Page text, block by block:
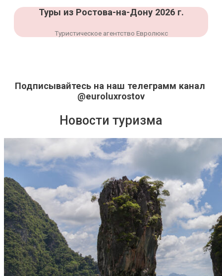
Туры из Ростова-на-Дону 2026 г.
Туристическое агентство Евролюкс
Подписывайтесь на наш телеграмм канал
@euroluxrostov
Новости туризма